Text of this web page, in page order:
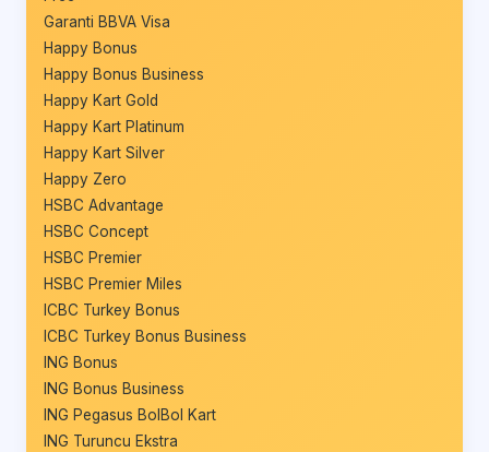
Garanti BBVA Visa
Happy Bonus
Happy Bonus Business
Happy Kart Gold
Happy Kart Platinum
Happy Kart Silver
Happy Zero
HSBC Advantage
HSBC Concept
HSBC Premier
HSBC Premier Miles
ICBC Turkey Bonus
ICBC Turkey Bonus Business
ING Bonus
ING Bonus Business
ING Pegasus BolBol Kart
ING Turuncu Ekstra